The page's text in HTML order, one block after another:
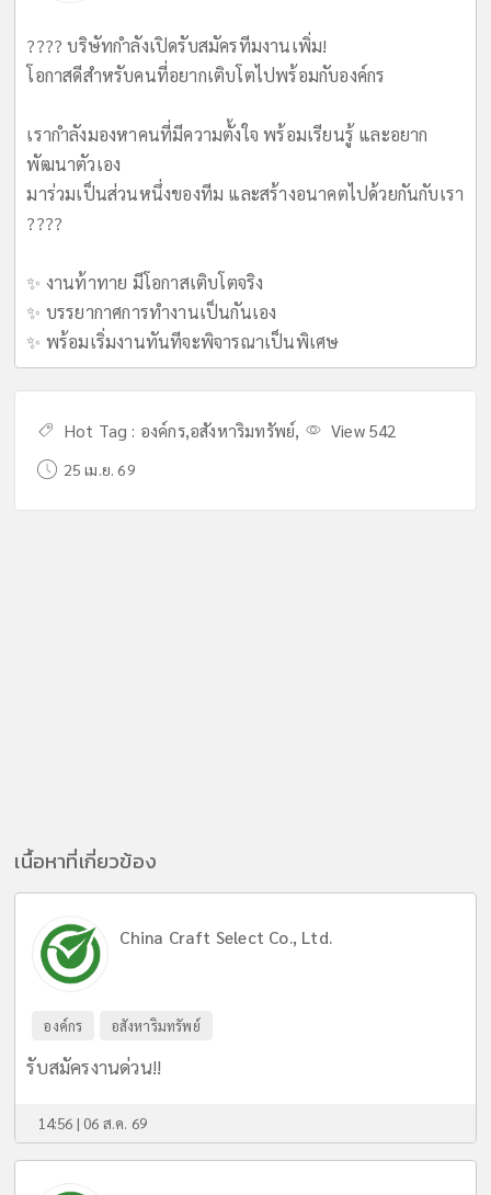
???? บริษัทกำลังเปิดรับสมัครทีมงานเพิ่ม!
โอกาสดีสำหรับคนที่อยากเติบโตไปพร้อมกับองค์กร
เรากำลังมองหาคนที่มีความตั้งใจ พร้อมเรียนรู้ และอยาก
พัฒนาตัวเอง
มาร่วมเป็นส่วนหนึ่งของทีม และสร้างอนาคตไปด้วยกันกับเรา
????
✨ งานท้าทาย มีโอกาสเติบโตจริง
✨ บรรยากาศการทำงานเป็นกันเอง
✨ พร้อมเริ่มงานทันทีจะพิจารณาเป็นพิเศษ
Hot Tag : องค์กร,อสังหาริมทรัพย์, View 542
25 เม.ย. 69
เนื้อหาที่เกี่ยวข้อง
China Craft Select Co., Ltd.
องค์กร อสังหาริมทรัพย์
รับสมัครงานด่วน!!
14:56 | 06 ส.ค. 69